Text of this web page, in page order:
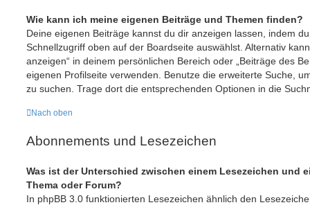
Wie kann ich meine eigenen Beiträge und Themen finden?
Deine eigenen Beiträge kannst du dir anzeigen lassen, indem
Schnellzugriff oben auf der Boardseite auswählst. Alternativ
anzeigen“ in deinem persönlichen Bereich oder „Beiträge des
eigenen Profilseite verwenden. Benutze die erweiterte Suche,
zu suchen. Trage dort die entsprechenden Optionen in die
Nach oben
Abonnements und Lesezeichen
Was ist der Unterschied zwischen einem Lesezeichen und
Thema oder Forum?
In phpBB 3.0 funktionierten Lesezeichen ähnlich den